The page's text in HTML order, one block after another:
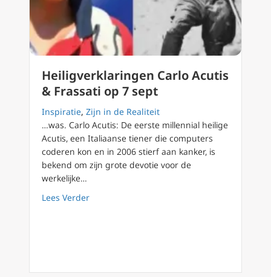
Heiligverklaringen Carlo Acutis
& Frassati op 7 sept
Inspiratie, Zijn in de Realiteit
…was. Carlo Acutis: De eerste millennial heilige
Acutis, een Italiaanse tiener die computers
coderen kon en in 2006 stierf aan kanker, is
bekend om zijn grote devotie voor de
werkelijke…
Lees Verderabout Heiligverklaringen Carlo Acutis &